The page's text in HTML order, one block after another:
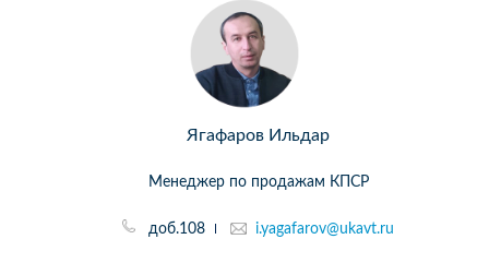
Ягафаров Ильдар
Менеджер по продажам КПСР
доб.108 i.yagafarov@ukavt.ru